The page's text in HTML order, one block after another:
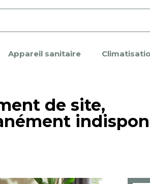
Appareil sanitaire
de site,